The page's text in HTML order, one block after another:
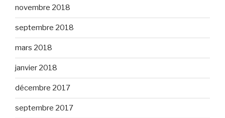
novembre 2018
septembre 2018
mars 2018
janvier 2018
décembre 2017
septembre 2017